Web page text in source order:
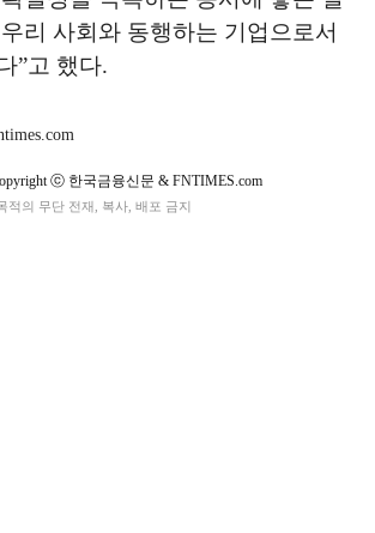
리 사회와 동행하는 기업으로서
”고 했다.
ⓒ 한국금융신문 & FNTIMES.com
적의 무단 전재, 복사, 배포 금지